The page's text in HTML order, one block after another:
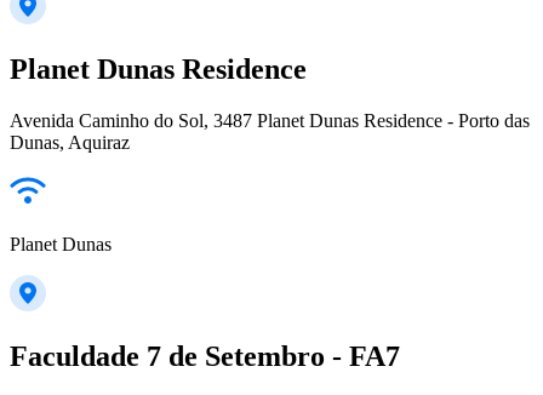
Planet Dunas Residence
Avenida Caminho do Sol, 3487 Planet Dunas Residence - Porto das
Dunas, Aquiraz
Planet Dunas
Faculdade 7 de Setembro - FA7